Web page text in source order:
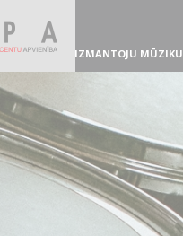
IZMANTOJU MŪZIKU